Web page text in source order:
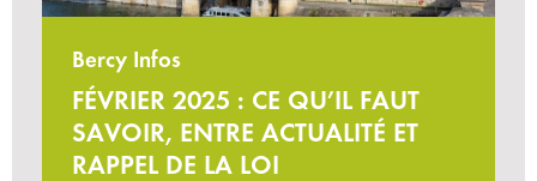
Bercy Infos
FÉVRIER 2025 : CE QU’IL FAUT
SAVOIR, ENTRE ACTUALITÉ ET
RAPPEL DE LA LOI